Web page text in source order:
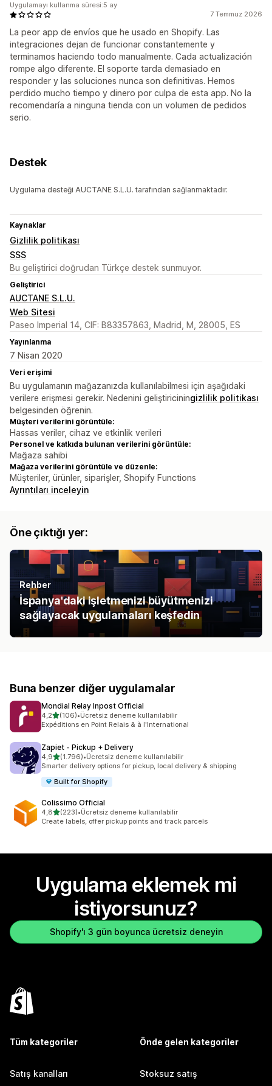
7 Temmuz 2026
La peor app de envíos que he usado en Shopify. Las
integraciones dejan de funcionar constantemente y
terminamos haciendo todo manualmente. Cada actualización
rompe algo diferente. El soporte tarda demasiado en
responder y las soluciones nunca son definitivas. Hemos
perdido mucho tiempo y dinero por culpa de esta app. No la
recomendaría a ninguna tienda con un volumen de pedidos
serio.
Uygulamayı kullanma süresi:5 ay
Destek
Uygulama desteği AUCTANE S.L.U. tarafından sağlanmaktadır.
Kaynaklar
Gizlilik politikası
SSS
Bu geliştirici doğrudan Türkçe destek sunmuyor.
Geliştirici
AUCTANE S.L.U.
Web Sitesi
Paseo Imperial 14, CIF: B83357863, Madrid, M, 28005, ES
Yayınlanma
7 Nisan 2020
Veri erişimi
Bu uygulamanın mağazanızda kullanılabilmesi için aşağıdaki
verilere erişmesi gerekir. Nedenini geliştiriciningizlilik politikası
belgesinden öğrenin.
Müşteri verilerini görüntüle:
Hassas veriler, cihaz ve etkinlik verileri
Personel ve katkıda bulunan verilerini görüntüle:
Mağaza sahibi
Mağaza verilerini görüntüle ve düzenle:
Müşteriler, ürünler, siparişler, Shopify Functions
Ayrıntıları inceleyin
Öne çıktığı yer:
Rehber
İspanya'daki işletmenizi büyütmenizi
sağlayacak uygulamaları keşfedin
Buna benzer diğer uygulamalar
Mondial Relay Inpost Official
4,25 yıldız üzerinden
(106)
toplam 106 değerlendirme
•Ücretsiz deneme kullanılabilir
Expéditions en Point Relais & à l'International
Zapiet ‑ Pickup + Delivery
4,95 yıldız üzerinden
(1.796)
toplam 1796 değerlendirme
•Ücretsiz deneme kullanılabilir
Smarter delivery options for pickup, local delivery & shipping
Built for Shopify
Colissimo Official
4,85 yıldız üzerinden
(223)
toplam 223 değerlendirme
•Ücretsiz deneme kullanılabilir
Create labels, offer pickup points and track parcels
Uygulama eklemek mi
istiyorsunuz?
Shopify'ı 3 gün boyunca ücretsiz deneyin
Tüm kategoriler
Satış kanalları
Önde gelen kategoriler
Stoksuz satış